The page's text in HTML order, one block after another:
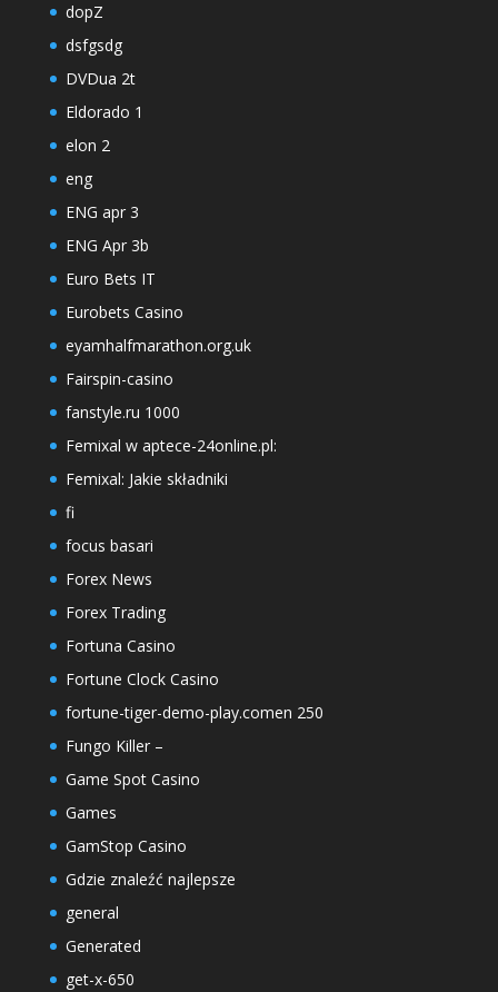
dopZ
dsfgsdg
DVDua 2t
Eldorado 1
elon 2
eng
ENG apr 3
ENG Apr 3b
Euro Bets IT
Eurobets Casino
eyamhalfmarathon.org.uk
Fairspin-casino
fanstyle.ru 1000
Femixal w aptece-24online.pl:
Femixal: Jakie składniki
fi
focus basari
Forex News
Forex Trading
Fortuna Casino
Fortune Clock Casino
fortune-tiger-demo-play.comen 250
Fungo Killer –
Game Spot Casino
Games
GamStop Casino
Gdzie znaleźć najlepsze
general
Generated
get-x-650